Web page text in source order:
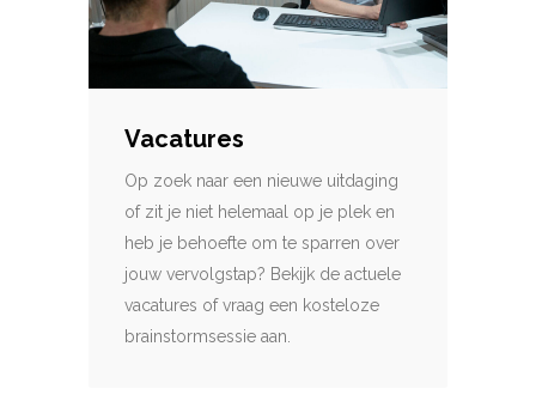
Vacatures
Op zoek naar een nieuwe uitdaging
of zit je niet helemaal op je plek en
heb je behoefte om te sparren over
jouw vervolgstap? Bekijk de actuele
vacatures of vraag een kosteloze
brainstormsessie aan.